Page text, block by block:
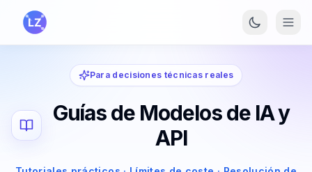
Saltar al contenido principal
Para decisiones técnicas reales
Guías de Modelos de IA y
API